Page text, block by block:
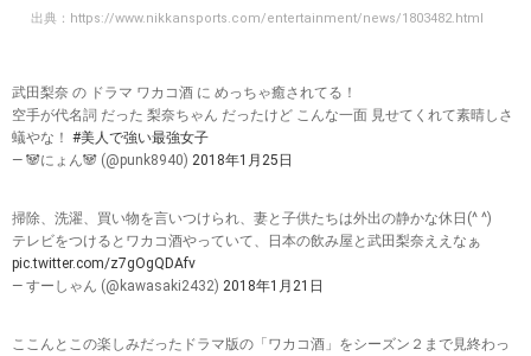
出典： https://www.nikkansports.com/entertainment/news/1803482.html
武田梨奈 の ドラマ ワカコ酒 に めっちゃ癒されてる！
空手が代名詞 だった 梨奈ちゃん だったけど こんな一面 見せてくれて素晴しさ
蟻やな！ #美人で強い最強女子
— 🐼にょん🐼 (@punk8940) 2018年1月25日
掃除、洗濯、買い物を言いつけられ、妻と子供たちは外出の静かな休日(^ ^)
テレビをつけるとワカコ酒やっていて、日本の飲み屋と武田梨奈ええなぁ
pic.twitter.com/z7gOgQDAfv
— すーしゃん (@kawasaki2432) 2018年1月21日
ここんとこの楽しみだったドラマ版の「ワカコ酒」をシーズン２まで見終わっ